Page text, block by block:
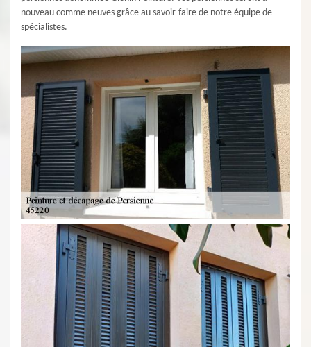
nouveau comme neuves grâce au savoir-faire de notre équipe de
spécialistes.